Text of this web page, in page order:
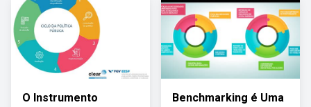
O Instrumento
Benchmarking é Uma